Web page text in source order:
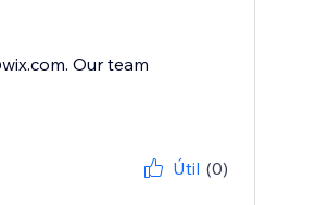
Our team
Útil (0)